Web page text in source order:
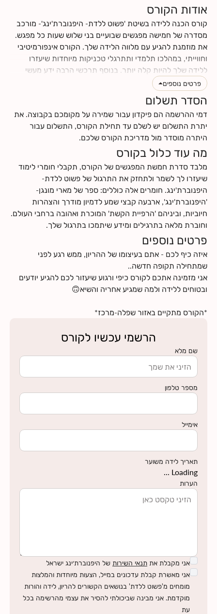
אודות הקורס
קורס הכנה ללידה בשיטת 'פשוט ללדת- היפנוברת'ינג'- מורכב
מסדרה של חמישה מפגשים שבועיים בני שלוש שעות כל מפגש.
את מוזמנת להגיע עם מלווה הלידה שלך. הקורס אינפורמיטיבי
וחווייתי, במהלכו תלמדי ותתרגלי טכניקות מיוחדות שיעזרו
ללידה שלך להיות קלה יותר. בנוסף תרכשי הרבה ידע מעשי
וטיפים לתקופת ההריון והלידה. תינתן לך ההזדמנות לעבור
תהליך מהנה של הבאת מודעות עצמית לגוף ולנפש שלך, תגלי
כמה הם מושפעים אחד מהשני, וכמה הם יכולים לתרום ולתמוך
בלידה עדינה כאשר לומדים להרפות אותם. את ומלווה הלידה
שלך תרכשו ידע ותפתחו כישורי תקשורת אחד עם השנייה, עם
התינוק.ת שלכם ועם הצוות הרפואי.
לחצי כאןלקרוא עוד על תוכן הקורס
לחציכאןלמצוא מידע על החזרי ביטוח
פרטים נוספים
הסדר תשלום
דמי ההרשמה הם פיקדון עבור שמירה על מקומכם בקבוצה. את
יתרת התשלום יש לשלם עד תחילת הקורס, התשלום עבור
היתרה מוסדר מול מדריכת הקורס שלכם.
מה עוד כלול בקורס
מלבד סדרת חמשת המפגשים של הקורס, תקבלי חומרי לימוד
שיעזרו לך לשמר ולתחזק את התרגול של פשוט ללדת-
היפנוברת'ינג. חומרים אלה כוללים: ספר של מארי מונגן-
'היפנוברת'ינג', ארבעה קבצי שמע לדמיון מודרך והצהרות
חיוביות, וביניהם 'הרפיית הקשת' המוכרת ואהובה ברחבי העולם.
וחוברת מלאה בתרגילים ומידע שיתמכו בתרגול שלך.
פרטים נוספים
איזה כיף לכם - אתם בעיצומו של ההריון, ממש רגע לפני
אני מזמינה אתכם לקורס כיפי ורגוע שיעזור לכם להגיע יודעים
*הקורס מתקיים באזור שפלה-מרכז*
הרשמי עכשיו לקורס
שם מלא
מספר טלפון
אימייל
תאריך לידה משוער
Loading ...
הערות
אני מקבלת את תנאי השירות של היפנוברת׳ינג ישראל
אני מאשרת קבלת עדכונים במייל, הצעות מיוחדות והמלצות
מומחים מ'פשוט ללדת' בנושאים הקשורים להריון, לידה והורות
מוקדמת. אני מבינה שביכולתי להסיר את עצמי מהרשימה בכל
עת